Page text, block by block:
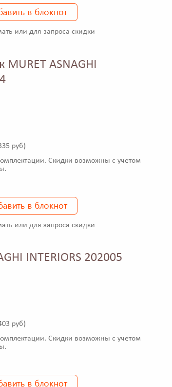
в блокнот
или для запроса скидки
MURET ASNAGHI
руб)
Скидки возможны с учетом
в блокнот
или для запроса скидки
INTERIORS 202005
руб)
Скидки возможны с учетом
в блокнот